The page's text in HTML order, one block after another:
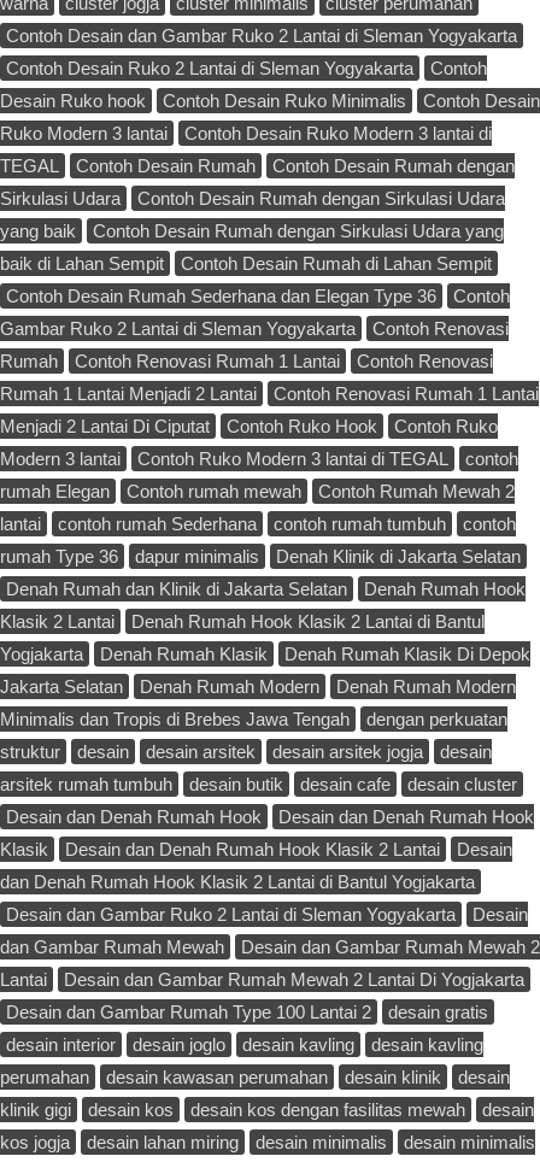
Contoh Desain dan Gambar Ruko 2 Lantai di Sleman Yogyakarta
Contoh Desain Ruko 2 Lantai di Sleman Yogyakarta
Contoh
Desain Ruko hook
Contoh Desain Ruko Minimalis
Contoh Desain
Ruko Modern 3 lantai
Contoh Desain Ruko Modern 3 lantai di
TEGAL
Contoh Desain Rumah
Contoh Desain Rumah dengan
Sirkulasi Udara
Contoh Desain Rumah dengan Sirkulasi Udara
yang baik
Contoh Desain Rumah dengan Sirkulasi Udara yang
baik di Lahan Sempit
Contoh Desain Rumah di Lahan Sempit
Contoh Desain Rumah Sederhana dan Elegan Type 36
Contoh
Gambar Ruko 2 Lantai di Sleman Yogyakarta
Contoh Renovasi
Rumah
Contoh Renovasi Rumah 1 Lantai
Contoh Renovasi
Rumah 1 Lantai Menjadi 2 Lantai
Contoh Renovasi Rumah 1 Lantai
Menjadi 2 Lantai Di Ciputat
Contoh Ruko Hook
Contoh Ruko
Modern 3 lantai
Contoh Ruko Modern 3 lantai di TEGAL
contoh
rumah Elegan
Contoh rumah mewah
Contoh Rumah Mewah 2
lantai
contoh rumah Sederhana contoh rumah tumbuh
contoh
rumah Type 36
dapur minimalis
Denah Klinik di Jakarta Selatan
Denah Rumah dan Klinik di Jakarta Selatan
Denah Rumah Hook
Klasik 2 Lantai
Denah Rumah Hook Klasik 2 Lantai di Bantul
Yogjakarta
Denah Rumah Klasik
Denah Rumah Klasik Di Depok
Jakarta Selatan
Denah Rumah Modern
Denah Rumah Modern
Minimalis dan Tropis di Brebes Jawa Tengah
dengan perkuatan
struktur
desain desain arsitek desain arsitek jogja
desain
arsitek rumah tumbuh
desain butik desain cafe
desain cluster
Desain dan Denah Rumah Hook
Desain dan Denah Rumah Hook
Klasik
Desain dan Denah Rumah Hook Klasik 2 Lantai
Desain
dan Denah Rumah Hook Klasik 2 Lantai di Bantul Yogjakarta
Desain dan Gambar Ruko 2 Lantai di Sleman Yogyakarta
Desain
dan Gambar Rumah Mewah
Desain dan Gambar Rumah Mewah 2
Lantai
Desain dan Gambar Rumah Mewah 2 Lantai Di Yogjakarta
Desain dan Gambar Rumah Type 100 Lantai 2
desain gratis
desain interior
desain joglo desain kavling
desain kavling
perumahan
desain kawasan perumahan desain klinik
desain
klinik gigi
desain kos desain kos dengan fasilitas mewah
desain
kos jogja
desain lahan miring desain minimalis
desain minimalis